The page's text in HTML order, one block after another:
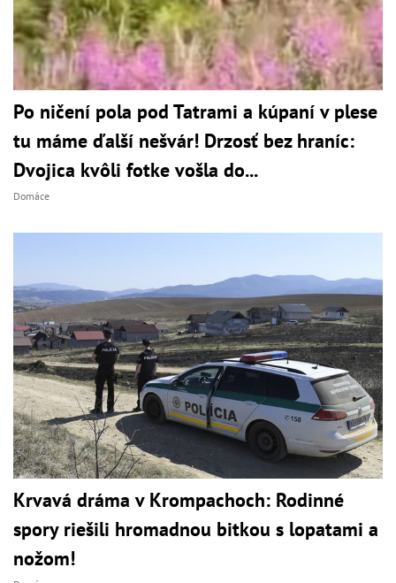
Po ničení pola pod Tatrami a kúpaní v plese
tu máme ďalší nešvár! Drzosť bez hraníc:
Dvojica kvôli fotke vošla do...
Domáce
Krvavá dráma v Krompachoch: Rodinné
spory riešili hromadnou bitkou s lopatami a
nožom!